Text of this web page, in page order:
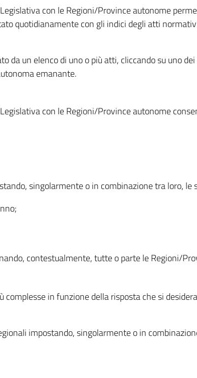
con le Regioni/Province autonome
quotidianamente con gli indici degli atti
da un elenco di uno o più atti, cliccando su uno
emanante.
con le Regioni/Province autonome
singolarmente o in combinazione tra loro,
contestualmente, tutte o parte le Regioni/
in funzione della risposta che si
impostando, singolarmente o in